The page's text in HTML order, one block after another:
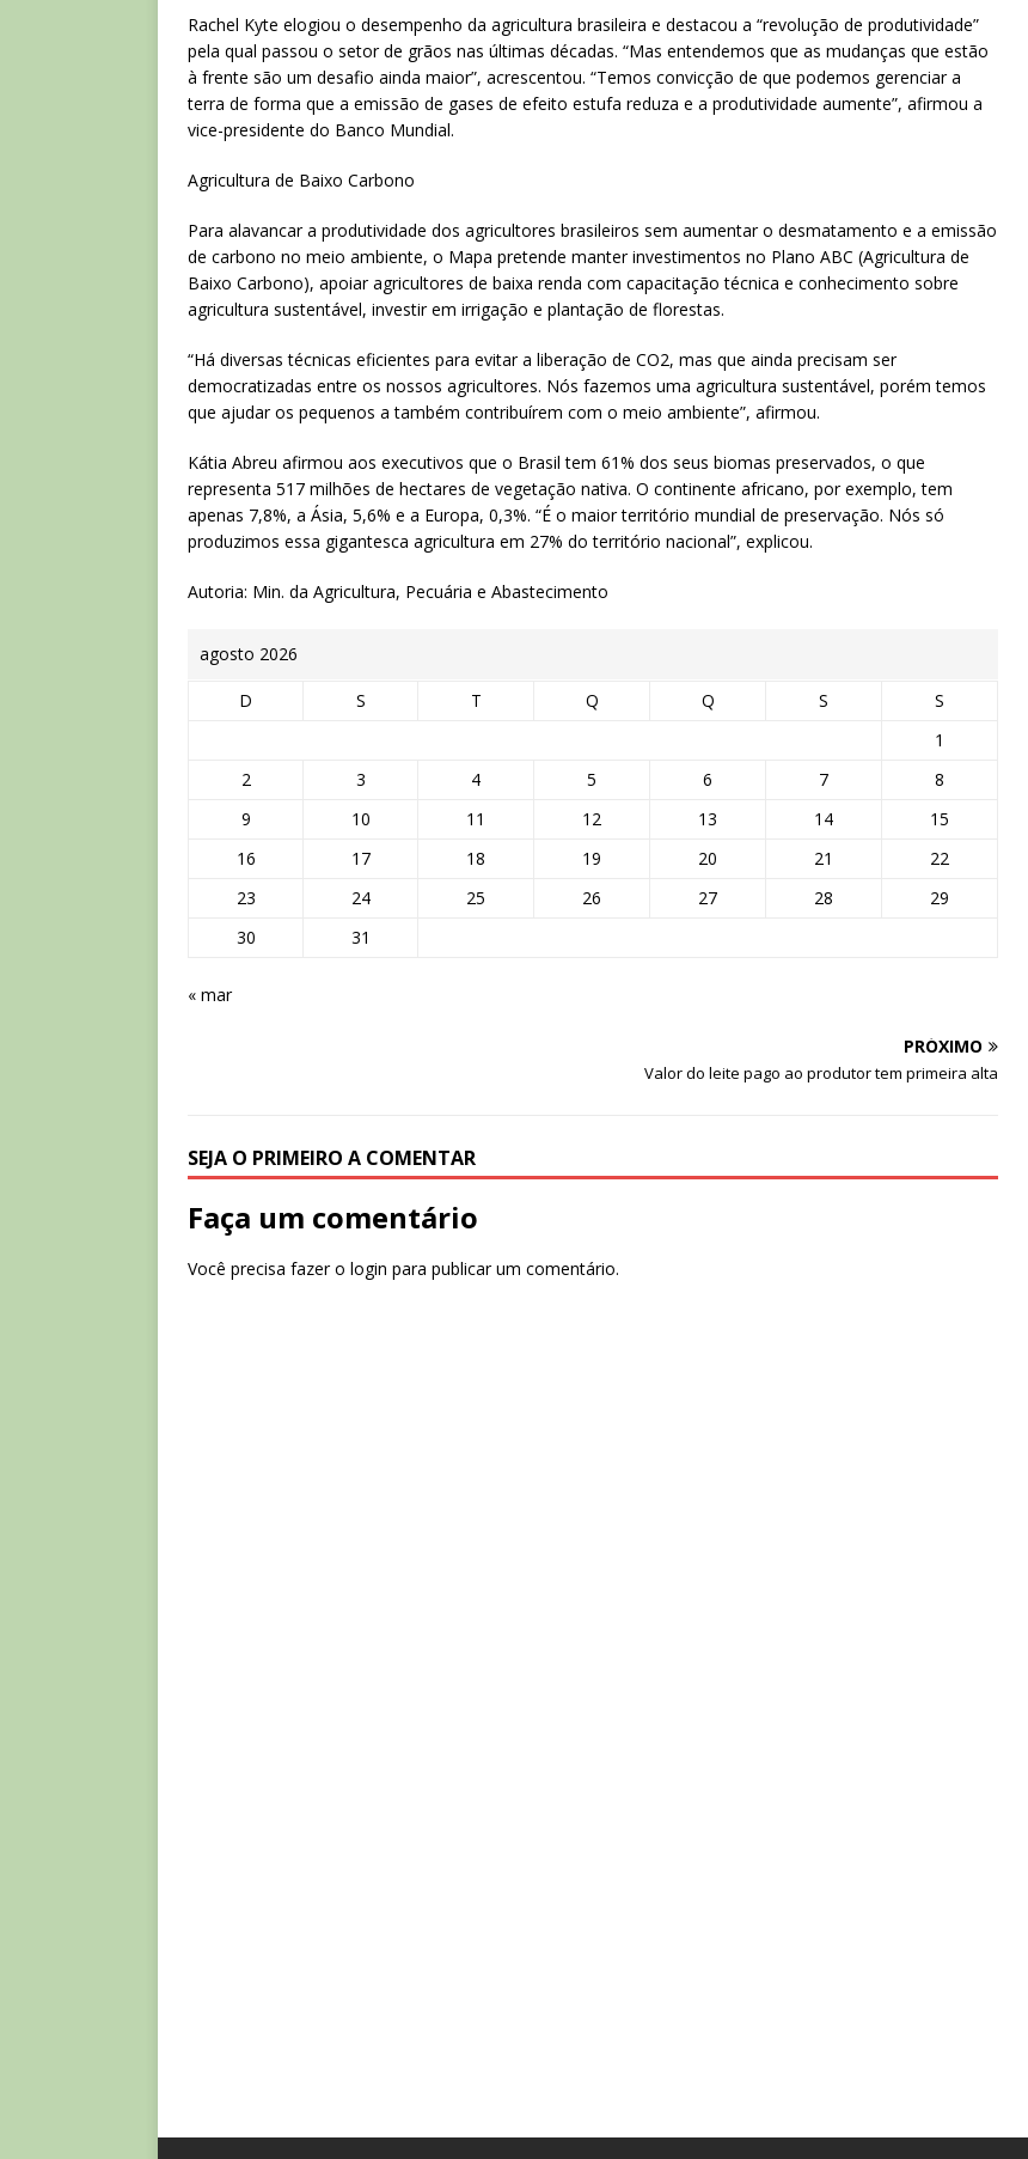
Rachel Kyte elogiou o desempenho da agricultura brasileira e destacou a “revolução de produtividade”
pela qual passou o setor de grãos nas últimas décadas. “Mas entendemos que as mudanças que estão
à frente são um desafio ainda maior”, acrescentou. “Temos convicção de que podemos gerenciar a
terra de forma que a emissão de gases de efeito estufa reduza e a produtividade aumente”, afirmou a
vice-presidente do Banco Mundial.
Agricultura de Baixo Carbono
Para alavancar a produtividade dos agricultores brasileiros sem aumentar o desmatamento e a emissão
de carbono no meio ambiente, o Mapa pretende manter investimentos no Plano ABC (Agricultura de
Baixo Carbono), apoiar agricultores de baixa renda com capacitação técnica e conhecimento sobre
agricultura sustentável, investir em irrigação e plantação de florestas.
“Há diversas técnicas eficientes para evitar a liberação de CO2, mas que ainda precisam ser
democratizadas entre os nossos agricultores. Nós fazemos uma agricultura sustentável, porém temos
que ajudar os pequenos a também contribuírem com o meio ambiente”, afirmou.
Kátia Abreu afirmou aos executivos que o Brasil tem 61% dos seus biomas preservados, o que
representa 517 milhões de hectares de vegetação nativa. O continente africano, por exemplo, tem
apenas 7,8%, a Ásia, 5,6% e a Europa, 0,3%. “É o maior território mundial de preservação. Nós só
produzimos essa gigantesca agricultura em 27% do território nacional”, explicou.
Autoria: Min. da Agricultura, Pecuária e Abastecimento
agosto 2026
D S T Q Q S
S
1
2
3 4 5 6 7
8
9
10 11 12 13 14
15
16
17 18 19 20 21
22
23
24 25 26 27 28
29
30
31
« mar
PRÓXIMO
Valor do leite pago ao produtor tem primeira alta
SEJA O PRIMEIRO A COMENTAR
Faça um comentário
Você precisa fazer o login para publicar um comentário.